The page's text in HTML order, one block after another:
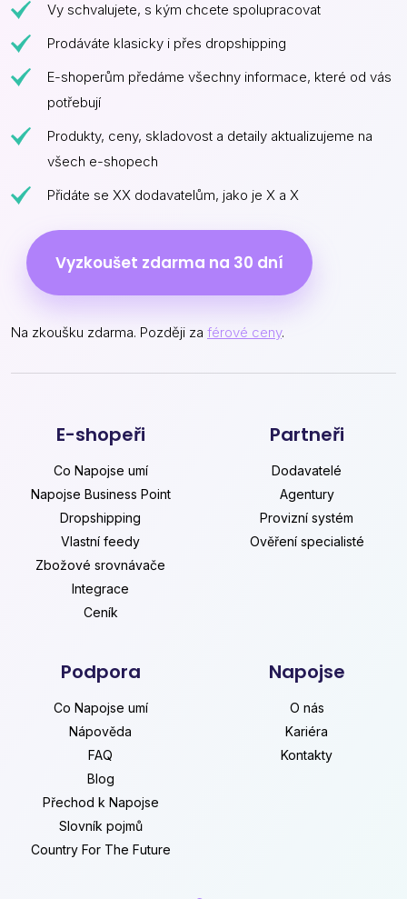
Vy schvalujete, s kým chcete spolupracovat
Prodáváte klasicky i přes dropshipping
E-shoperům předáme všechny informace, které od vás
potřebují
Produkty, ceny, skladovost a detaily aktualizujeme na
všech e-shopech
Přidáte se XX dodavatelům, jako je X a X
Vyzkoušet zdarma na 30 dní
Na zkoušku zdarma. Později za férové ceny.
E-shopeři
Co Napojse umí
Napojse Business Point
Dropshipping
Vlastní feedy
Zbožové srovnávače
Integrace
Ceník
Partneři
Dodavatelé
Agentury
Provizní systém
Ověření specialisté
Podpora
Co Napojse umí
Nápověda
FAQ
Blog
Přechod k Napojse
Slovník pojmů
Country For The Future
Napojse
O nás
Kariéra
Kontakty